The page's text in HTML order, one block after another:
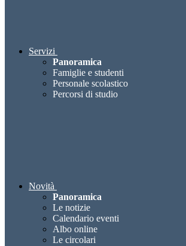
Servizi
Panoramica
Famiglie e studenti
Personale scolastico
Percorsi di studio
Novità
Panoramica
Le notizie
Calendario eventi
Albo online
Le circolari